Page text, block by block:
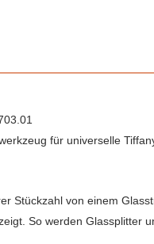
für universelle
Stückzahl von einem
So werden Glassplitter